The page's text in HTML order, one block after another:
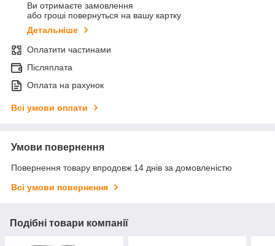
Ви отримаєте замовлення
або гроші повернуться на вашу картку
Детальніше
Оплатити частинами
Післяплата
Оплата на рахунок
Всі умови оплати
Умови повернення
Повернення товару впродовж 14 днів за домовленістю
Всі умови повернення
Подібні товари компанії